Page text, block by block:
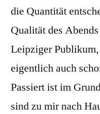
die Quantität
Qualität des
Leipziger Publikum,
eigentlich auch
Passiert ist im
sind zu mir nach